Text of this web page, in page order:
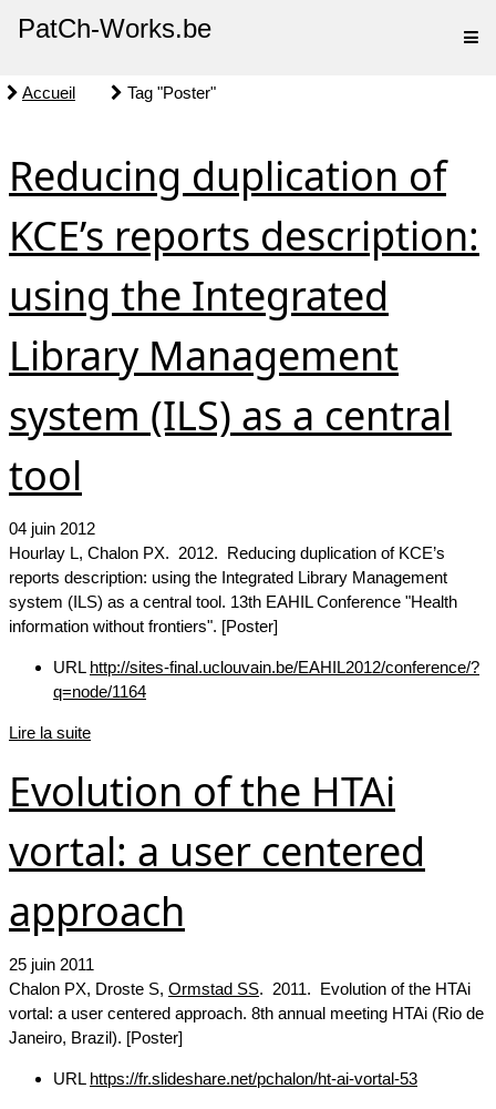
PatCh-Works.be
Accueil Tag "Poster"
Reducing duplication of
KCE’s reports description:
using the Integrated
Library Management
system (ILS) as a central
tool
04 juin 2012
Hourlay L, Chalon PX. 2012. Reducing duplication of KCE’s
reports description: using the Integrated Library Management
system (ILS) as a central tool. 13th EAHIL Conference "Health
information without frontiers". [Poster]
URL http://sites-final.uclouvain.be/EAHIL2012/conference/?
q=node/1164
Lire la suite
Evolution of the HTAi
vortal: a user centered
approach
25 juin 2011
Chalon PX, Droste S, Ormstad SS. 2011. Evolution of the HTAi
vortal: a user centered approach. 8th annual meeting HTAi (Rio de
Janeiro, Brazil). [Poster]
URL https://fr.slideshare.net/pchalon/ht-ai-vortal-53